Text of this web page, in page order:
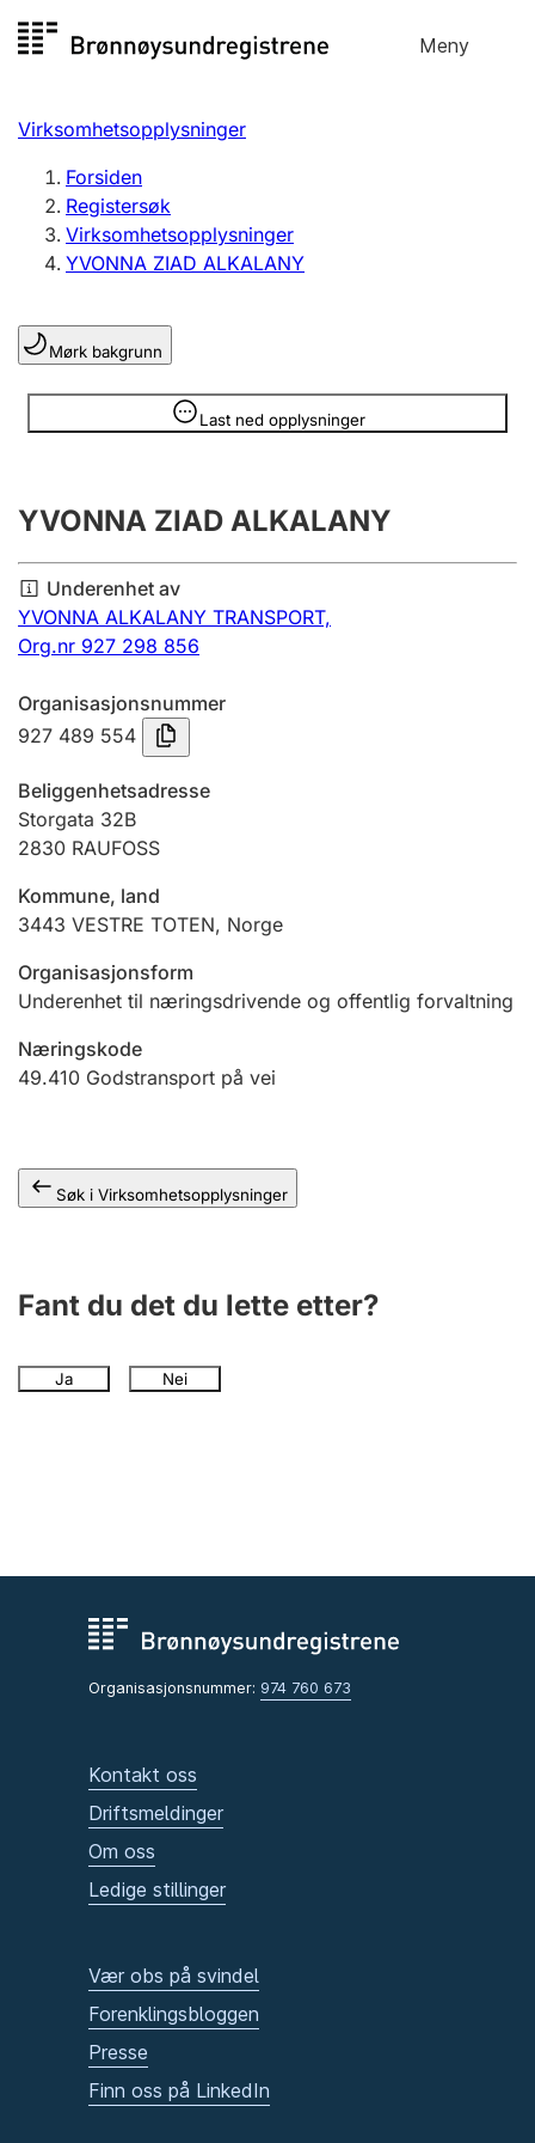
til
Meny
Registersøk
Aksjeselskap
Enkeltpersonforetak
Registrere, endre, slette
Lag og forening
Registrere, endre, slette
Årsregnskap
Innsending og forsinkelsesgebyr
Tinglysing
Jeger
Betaling og jegeravgiftskort
Ektepaktveileder
Offentlig sektor
Andre tema
Virksomhetsopplysninger
Forsiden
Registersøk
Virksomhetsopplysninger
YVONNA ZIAD ALKALANY
Mørk bakgrunn
Last ned opplysninger
Opplysninger er skjult
YVONNA ZIAD ALKALANY
Underenhet av
YVONNA ALKALANY TRANSPORT,
Org.nr 927 298 856
Organisasjonsnummer
927 489 554
Beliggenhetsadresse
Storgata 32B
2830 RAUFOSS
Kommune, land
3443 VESTRE TOTEN, Norge
Organisasjonsform
Underenhet til næringsdrivende og offentlig forvaltning
Næringskode
49.410 Godstransport på vei
Søk i Virksomhetsopplysninger
Fant du det du lette etter?
Ja Nei
Organisasjonsnummer: 974 760 673
Kontakt oss
Driftsmeldinger
Om oss
Ledige stillinger
Vær obs på svindel
Forenklingsbloggen
Presse
Finn oss på LinkedIn